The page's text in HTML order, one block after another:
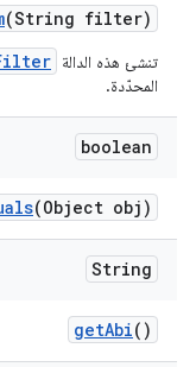
(String filter)
تنشئ هذه الدالة
المحدّدة.
boolean
(Object obj)
String
getAbi()